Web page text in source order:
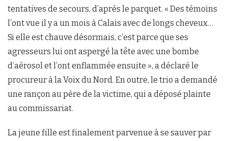
tentatives de secours, d’après le parquet. « Des témoins
l’ont vue il y a un mois à Calais avec de longs cheveux…
Si elle est chauve désormais, c’est parce que ses
agresseurs lui ont aspergé la tête avec une bombe
d’aérosol et l’ont enflammée ensuite », a déclaré le
procureur à la Voix du Nord. En outre, le trio a demandé
une rançon au père de la victime, qui a déposé plainte
au commissariat.
La jeune fille est finalement parvenue à se sauver par